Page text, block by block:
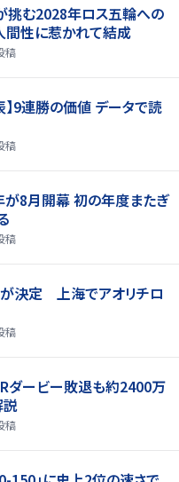
挑む2028年ロス五輪への
間性に惹かれて結成
稿
】9連勝の価値 データで読
稿
が8月開幕 初の年度またぎ
稿
が決定 上海でアオリチロ
稿
ダービー敗退も約2400万
説
稿